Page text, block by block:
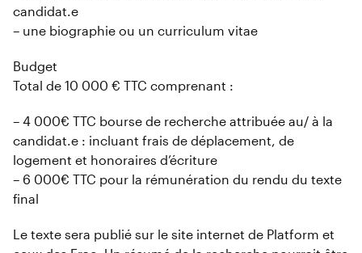
candidat.e
– une biographie ou un curriculum vitae
Budget
Total de 10 000 € TTC comprenant :
– 4 000€ TTC bourse de recherche attribuée au/ à la
candidat.e : incluant frais de déplacement, de
logement et honoraires d’écriture
– 6 000€ TTC pour la rémunération du rendu du texte
final
Le texte sera publié sur le site internet de Platform et